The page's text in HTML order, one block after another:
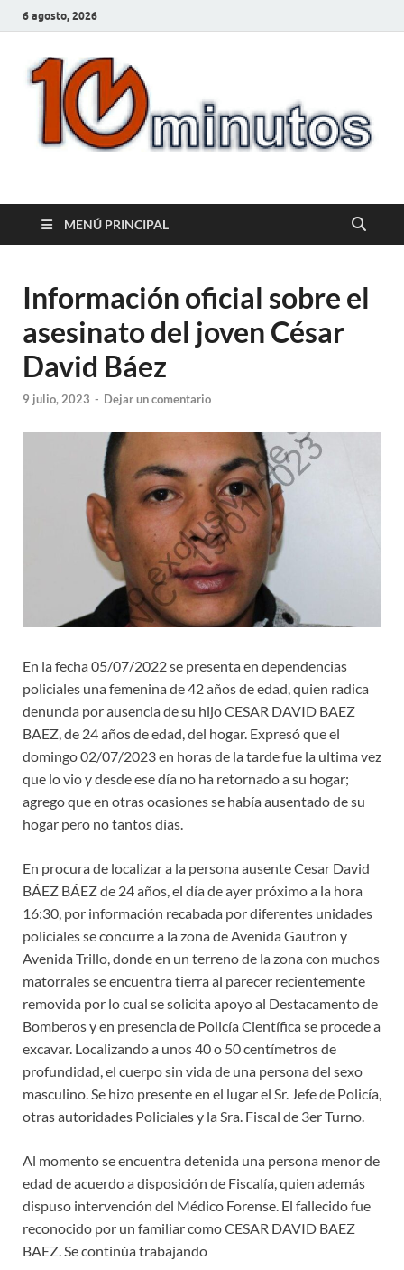
6 agosto, 2026
10minutos.com.uy
MENÚ PRINCIPAL
Información oficial sobre el
asesinato del joven César
David Báez
9 julio, 2023 - Dejar un comentario
En la fecha 05/07/2022 se presenta en dependencias
policiales una femenina de 42 años de edad, quien radica
denuncia por ausencia de su hijo CESAR DAVID BAEZ
BAEZ, de 24 años de edad, del hogar. Expresó que el
domingo 02/07/2023 en horas de la tarde fue la ultima vez
que lo vio y desde ese día no ha retornado a su hogar;
agrego que en otras ocasiones se había ausentado de su
hogar pero no tantos días.
En procura de localizar a la persona ausente Cesar David
BÁEZ BÁEZ de 24 años, el día de ayer próximo a la hora
16:30, por información recabada por diferentes unidades
policiales se concurre a la zona de Avenida Gautron y
Avenida Trillo, donde en un terreno de la zona con muchos
matorrales se encuentra tierra al parecer recientemente
removida por lo cual se solicita apoyo al Destacamento de
Bomberos y en presencia de Policía Científica se procede a
excavar. Localizando a unos 40 o 50 centímetros de
profundidad, el cuerpo sin vida de una persona del sexo
masculino. Se hizo presente en el lugar el Sr. Jefe de Policía,
otras autoridades Policiales y la Sra. Fiscal de 3er Turno.
Al momento se encuentra detenida una persona menor de
edad de acuerdo a disposición de Fiscalía, quien además
dispuso intervención del Médico Forense. El fallecido fue
reconocido por un familiar como CESAR DAVID BAEZ
BAEZ. Se continúa trabajando